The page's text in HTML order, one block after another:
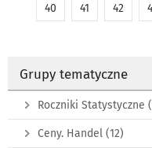
40 41 42
Grupy tematyczne
Roczniki Statystyczne
Ceny. Handel (12)